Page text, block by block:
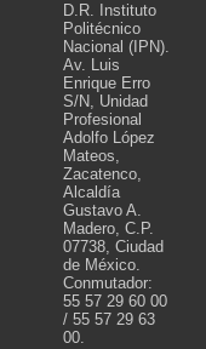
D.R. Instituto
Politécnico
Nacional (IPN).
Av. Luis
Enrique Erro
S/N, Unidad
Profesional
Adolfo López
Mateos,
Zacatenco,
Alcaldía
Gustavo A.
Madero, C.P.
07738, Ciudad
de México.
Conmutador:
55 57 29 60 00
/ 55 57 29 63
00.